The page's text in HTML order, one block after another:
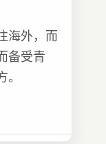
海外，而
备受青